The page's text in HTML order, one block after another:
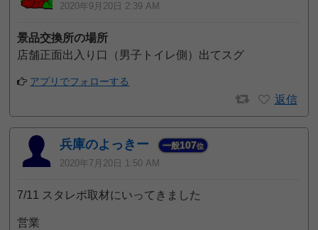
2020年9月20日 2:39 AM
景品交換所の場所
店舗正面出入り口（男子トイレ側）出てスグ
アプリでフォローする
返信
兵庫のよっきー 一般107位
2020年7月20日 1:50 AM
7/11 スタレポ取材にいってきました
営業